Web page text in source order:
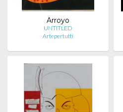
Arroyo
UNTITLED
Artepertutti